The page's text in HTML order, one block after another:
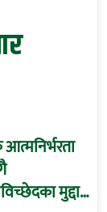
आत्मनिर्भरता
मुद्दा